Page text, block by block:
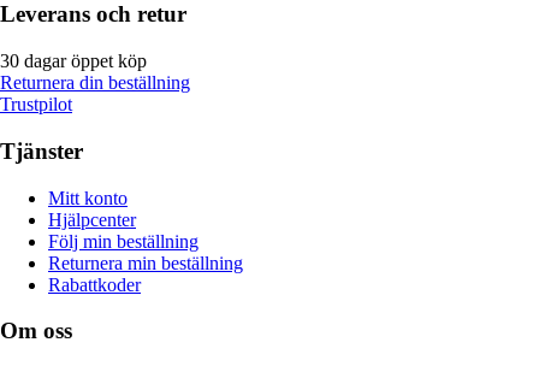
Leverans och retur
30 dagar öppet köp
Returnera din beställning
Trustpilot
Tjänster
Mitt konto
Hjälpcenter
Följ min beställning
Returnera min beställning
Rabattkoder
Om oss